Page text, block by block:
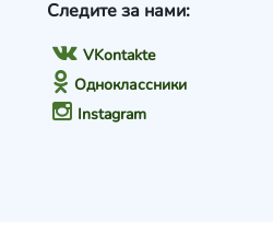
Следите за нами:
VKontakte
Одноклассники
Instagram